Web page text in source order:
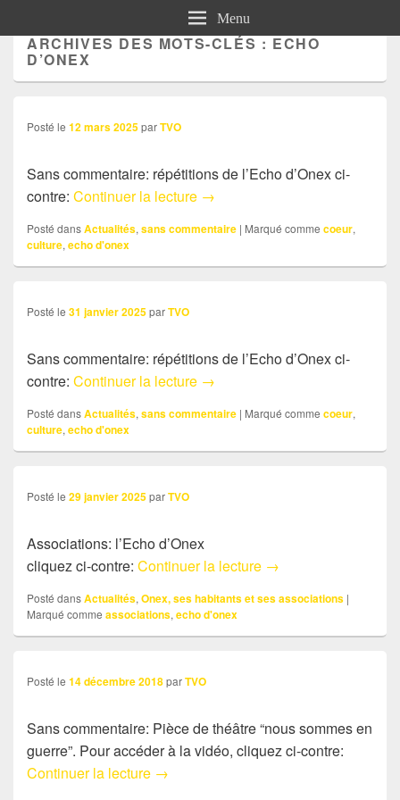
Menu
ARCHIVES DES MOTS-CLÉS : ECHO
D’ONEX
Posté le 12 mars 2025parTVO
Sans commentaire: répétitions de l’Echo d’Onex ci-
contre: Continuer la lecture Bilan 2020-2025
→
Posté dansActualités, sans commentaire | Marqué comme coeur,
culture, echo d'onex
Posté le 31 janvier 2025parTVO
Sans commentaire: répétitions de l’Echo d’Onex ci-
contre: Continuer la lecture Sans commentaire: répétitions
→
Posté dansActualités, sans commentaire | Marqué comme coeur,
culture, echo d'onex
Posté le 29 janvier 2025parTVO
Associations: l’Echo d’Onex
cliquez ci-contre: Continuer la lecture Associations: l’Echo
→
Posté dansActualités, Onex, ses habitants et ses associations |
Marqué comme associations, echo d'onex
Posté le 14 décembre 2018parTVO
Sans commentaire: Pièce de théâtre “nous sommes en
guerre”. Pour accéder à la vidéo, cliquez ci-contre:
Continuer la lecture Sans commentaire: l’écho d’Onex
→